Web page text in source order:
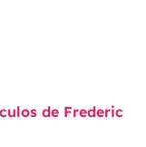
de Frederic